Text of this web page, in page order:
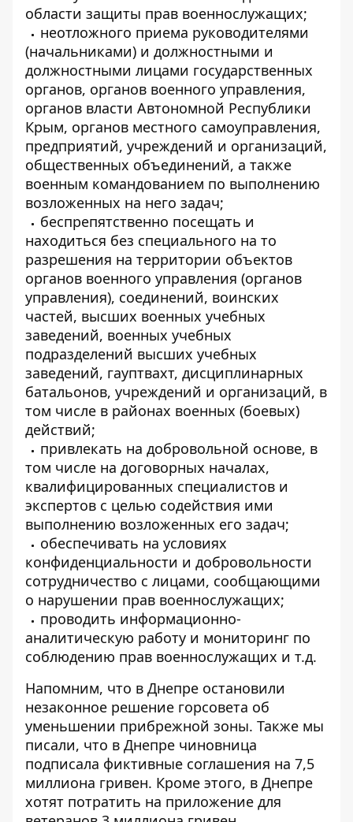
области защиты прав военнослужащих;
неотложного приема руководителями
(начальниками) и должностными и
должностными лицами государственных
органов, органов военного управления,
органов власти Автономной Республики
Крым, органов местного самоуправления,
предприятий, учреждений и организаций,
общественных объединений, а также
военным командованием по выполнению
возложенных на него задач;
беспрепятственно посещать и
находиться без специального на то
разрешения на территории объектов
органов военного управления (органов
управления), соединений, воинских
частей, высших военных учебных
заведений, военных учебных
подразделений высших учебных
заведений, гауптвахт, дисциплинарных
батальонов, учреждений и организаций, в
том числе в районах военных (боевых)
действий;
привлекать на добровольной основе, в
том числе на договорных началах,
квалифицированных специалистов и
экспертов с целью содействия ими
выполнению возложенных его задач;
обеспечивать на условиях
конфиденциальности и добровольности
сотрудничество с лицами, сообщающими
о нарушении прав военнослужащих;
проводить информационно-
аналитическую работу и мониторинг по
соблюдению прав военнослужащих и т.д.
Напомним, что в Днепре остановили
незаконное решение горсовета об
уменьшении прибрежной зоны. Также мы
писали, что в Днепре чиновница
подписала фиктивные соглашения на 7,5
миллиона гривен. Кроме этого, в Днепре
хотят потратить на приложение для